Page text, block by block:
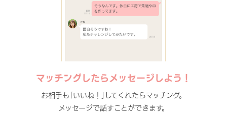
マッチングしたらメッセージしよう！
お相手も｢いいね！｣してくれたらマッチング。
メッセージで話すことができます。